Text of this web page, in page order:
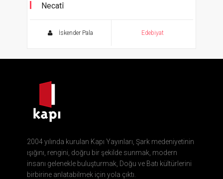
Necatî
İskender Pala Edebiyat
2004 yılında kurulan Kapı Yayınları, Şark medeniyetinin
ışığını, rengini, doğru bir şekilde sunmak, modern
insanı gelenekle buluşturmak, Doğu ve Batı kültürlerini
birbirine anlatabilmek için yola çıktı.